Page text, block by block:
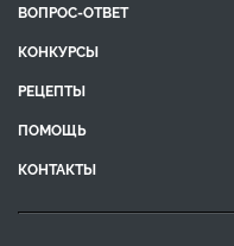
ВОПРОС-ОТВЕТ
КОНКУРСЫ
РЕЦЕПТЫ
ПОМОЩЬ
КОНТАКТЫ